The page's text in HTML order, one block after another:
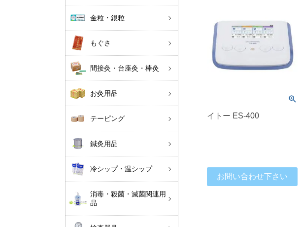
金粒・銀粒
もぐさ
間接灸・台座灸・棒灸
お灸用品
テーピング
鍼灸用品
冷シップ・温シップ
消毒・殺菌・滅菌関連用
品
イトー ES-400
お問い合わせ下さい